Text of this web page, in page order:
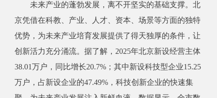
未来产业的蓬勃发展，离不开坚实的基础支撑。北
京凭借在科教、产业、人才、资本、场景等方面的独特
优势，为未来产业培育发展提供了得天独厚的条件，让
创新活力充分涌流。据了解，2025年北京新设经营主体
38.01万户，同比增长20.7%；其中新设科技型企业15.25
万户，占新设企业的47.49%，科技创新企业的快速集